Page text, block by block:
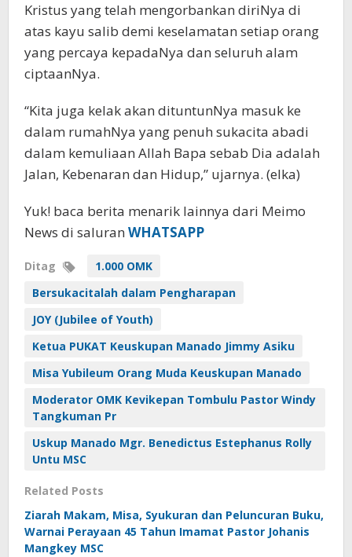
Kristus yang telah mengorbankan diriNya di
atas kayu salib demi keselamatan setiap orang
yang percaya kepadaNya dan seluruh alam
ciptaanNya.
“Kita juga kelak akan dituntunNya masuk ke
dalam rumahNya yang penuh sukacita abadi
dalam kemuliaan Allah Bapa sebab Dia adalah
Jalan, Kebenaran dan Hidup,” ujarnya. (elka)
Yuk! baca berita menarik lainnya dari Meimo
News di saluran WHATSAPP
Ditag
1.000 OMK
Bersukacitalah dalam Pengharapan
JOY (Jubilee of Youth)
Ketua PUKAT Keuskupan Manado Jimmy Asiku
Misa Yubileum Orang Muda Keuskupan Manado
Moderator OMK Kevikepan Tombulu Pastor Windy
Tangkuman Pr
Uskup Manado Mgr. Benedictus Estephanus Rolly
Untu MSC
Related Posts
Ziarah Makam, Misa, Syukuran dan Peluncuran Buku,
Warnai Perayaan 45 Tahun Imamat Pastor Johanis
Mangkey MSC